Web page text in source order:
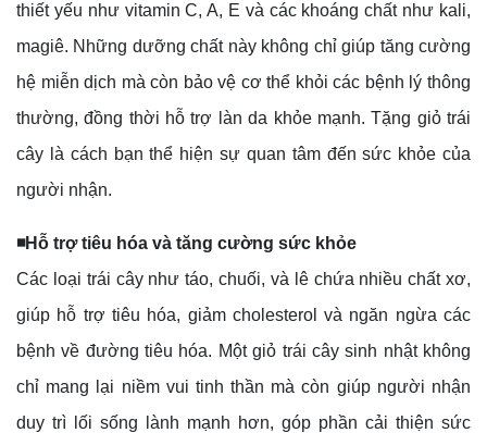
thiết yếu như vitamin C, A, E và các khoáng chất như kali,
magiê. Những dưỡng chất này không chỉ giúp tăng cường
hệ miễn dịch mà còn bảo vệ cơ thể khỏi các bệnh lý thông
thường, đồng thời hỗ trợ làn da khỏe mạnh. Tặng giỏ trái
cây là cách bạn thể hiện sự quan tâm đến sức khỏe của
người nhận.
◾Hỗ trợ tiêu hóa và tăng cường sức khỏe
Các loại trái cây như táo, chuối, và lê chứa nhiều chất xơ,
giúp hỗ trợ tiêu hóa, giảm cholesterol và ngăn ngừa các
bệnh về đường tiêu hóa. Một giỏ trái cây sinh nhật không
chỉ mang lại niềm vui tinh thần mà còn giúp người nhận
duy trì lối sống lành mạnh hơn, góp phần cải thiện sức